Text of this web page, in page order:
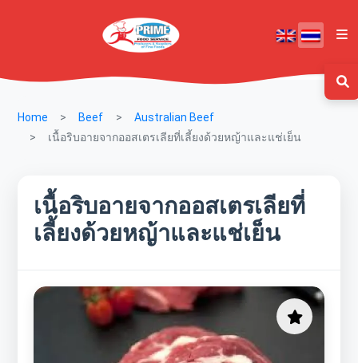
Home Beef
Australian Beef
เนื้อริบอายจากออสเตรเลียที่เลี้ยงด้วยหญ้าและแช่เย็น
เนื้อริบอายจากออสเตรเลียที่
เลี้ยงด้วยหญ้าและแช่เย็น